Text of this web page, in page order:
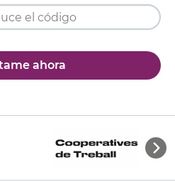
ahora